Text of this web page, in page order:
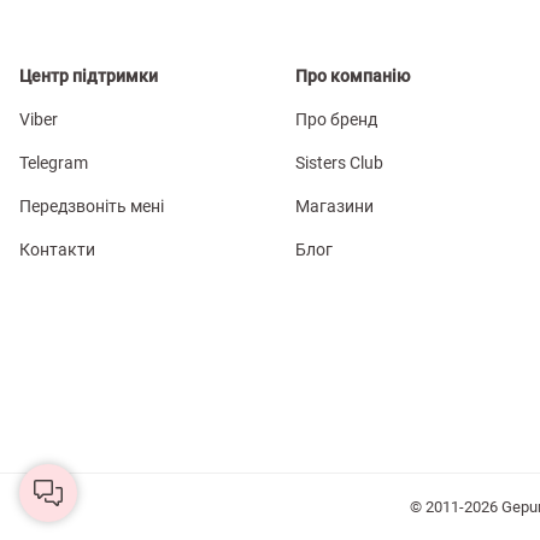
Центр підтримки
Viber
Telegram
Передзвоніть мені
Контакти
Про компанію
Про бренд
Sisters Club
Магазини
Блог
© 2011-2026